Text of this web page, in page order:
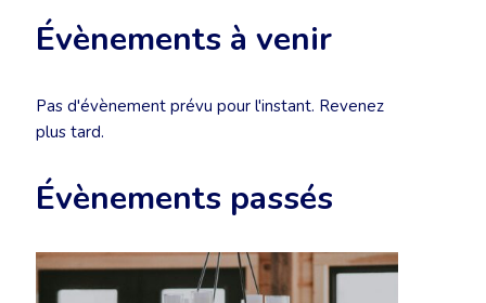
Évènements à venir
Pas d'évènement prévu pour l'instant. Revenez
plus tard.
Évènements passés